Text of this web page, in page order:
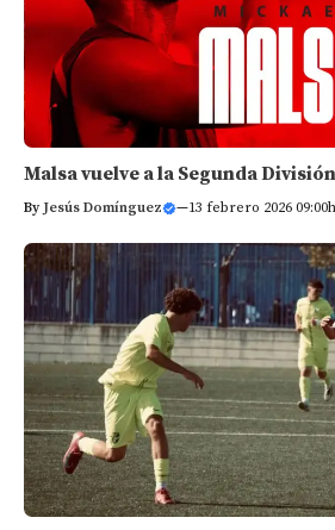
Malsa vuelve a la Segunda División
By Jesús Domínguez —13 febrero 2026 09:00h